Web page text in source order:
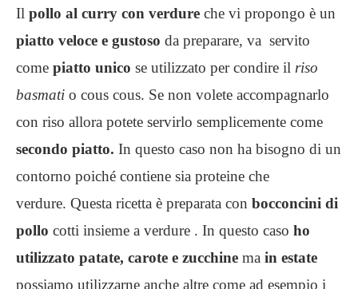
Il pollo al curry con verdure che vi propongo è un
piatto veloce e gustoso da preparare, va servito
come piatto unico se utilizzato per condire il riso
basmati o cous cous. Se non volete accompagnarlo
con riso allora potete servirlo semplicemente come
secondo piatto. In questo caso non ha bisogno di un
contorno poiché contiene sia proteine che
verdure. Questa ricetta è preparata con bocconcini di
pollo cotti insieme a verdure . In questo caso ho
utilizzato patate, carote e zucchine ma in estate
possiamo utilizzarne anche altre come ad esempio i